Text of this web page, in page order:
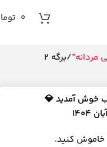
0
مردانه” برگه 2
خوش آمدید 💎
خاموش کنید.